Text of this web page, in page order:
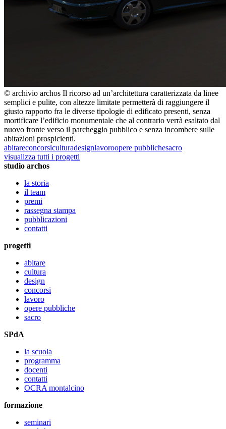
© archivio archos Il ricorso ad un’architettura caratterizzata da linee
semplici e pulite, con altezze limitate permetterà di raggiungere il
giusto rapporto fra le diverse tipologie di edificato presenti, senza
mortificare l’edificio monumentale che al contrario verrà esaltato dal
nuovo fronte verso il parcheggio pubblico e senza incombere sulle
abitazioni prospicienti.
abitareconcorsiculturadesignlavoroopere pubblichesacro
visualizza tutti i progetti
studio archos
la storia
il team
premi
rassegna stampa
pubblicazioni
contatti
progetti
abitare
cultura
design
concorsi
lavoro
opere pubbliche
sacro
SPdA
la scuola
programma
docenti
contatti
OCRA montalcino
formazione
seminari